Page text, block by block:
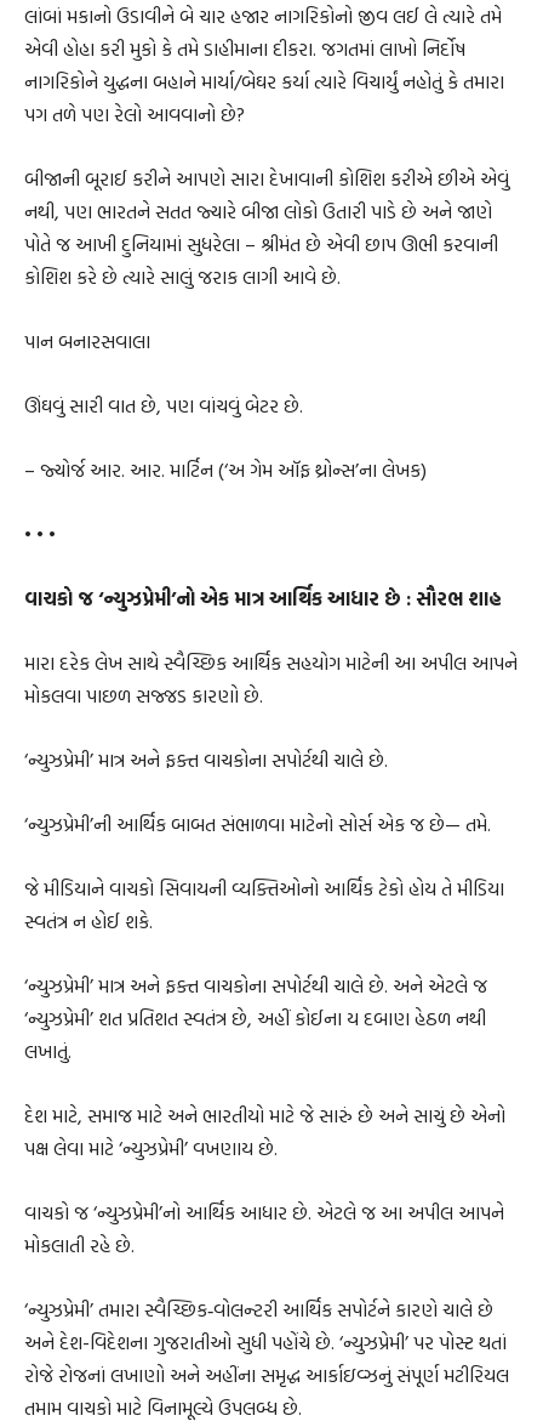
લાંબાં મકાનો ઉડાવીને બે ચાર હજાર નાગરિકોનો જીવ લઈ લે ત્યારે તમે
એવી હોહા કરી મુકો કે તમે ડાહીમાના દીકરા. જગતમાં લાખો નિર્દોષ
નાગરિકોને યુદ્ધના બહાને માર્યા/બેઘર કર્યા ત્યારે વિચાર્યું નહોતું કે તમારા
પગ તળે પણ રેલો આવવાનો છે?
બીજાની બૂરાઈ કરીને આપણે સારા દેખાવાની કોશિશ કરીએ છીએ એવું
નથી, પણ ભારતને સતત જ્યારે બીજા લોકો ઉતારી પાડે છે અને જાણે
પોતે જ આખી દુનિયામાં સુધરેલા – શ્રીમંત છે એવી છાપ ઊભી કરવાની
કોશિશ કરે છે ત્યારે સાલું જરાક લાગી આવે છે.
પાન બનારસવાલા
ઊંઘવું સારી વાત છે, પણ વાંચવું બેટર છે.
– જ્યોર્જ આર. આર. માર્ટિન (‘અ ગેમ ઑફ થ્રોન્સ’ના લેખક)
• • •
વાચકો જ ‘ન્યુઝપ્રેમી’નો એક માત્ર આર્થિક આધાર છે : સૌરભ શાહ
મારા દરેક લેખ સાથે સ્વૈચ્છિક આર્થિક સહયોગ માટેની આ અપીલ આપને
મોકલવા પાછળ સજ્જડ કારણો છે.
‘ન્યુઝપ્રેમી’ માત્ર અને ફક્ત વાચકોના સપોર્ટથી ચાલે છે.
‘ન્યુઝપ્રેમી’ની આર્થિક બાબત સંભાળવા માટેનો સોર્સ એક જ છે— તમે.
જે મીડિયાને વાચકો સિવાયની વ્યક્તિઓનો આર્થિક ટેકો હોય તે મીડિયા
સ્વતંત્ર ન હોઈ શકે.
‘ન્યુઝપ્રેમી’ માત્ર અને ફક્ત વાચકોના સપોર્ટથી ચાલે છે. અને એટલે જ
‘ન્યુઝપ્રેમી’ શત પ્રતિશત સ્વતંત્ર છે, અહીં કોઈના ય દબાણ હેઠળ નથી
લખાતું.
દેશ માટે, સમાજ માટે અને ભારતીયો માટે જે સારું છે અને સાચું છે એનો
પક્ષ લેવા માટે ‘ન્યુઝપ્રેમી’ વખણાય છે.
વાચકો જ ‘ન્યુઝપ્રેમી’નો આર્થિક આધાર છે. એટલે જ આ અપીલ આપને
મોકલાતી રહે છે.
‘ન્યુઝપ્રેમી’ તમારા સ્વૈચ્છિક‐વોલન્ટરી આર્થિક સપોર્ટને કારણે ચાલે છે
અને દેશ-વિદેશના ગુજરાતીઓ સુધી પહોંચે છે. ‘ન્યુઝપ્રેમી’ પર પોસ્ટ થતાં
રોજે રોજનાં લખાણો અને અહીંના સમૃદ્ધ આર્કાઇવ્ઝનું સંપૂર્ણ મટીરિયલ
તમામ વાચકો માટે વિનામૂલ્યે ઉપલબ્ધ છે.